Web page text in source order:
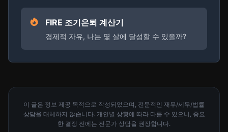
FIRE 조기은퇴 계산기
경제적 자유, 나는 몇 살에 달성할 수 있을까?
이 글은 정보 제공 목적으로 작성되었으며, 전문적인 재무/세무/법률
상담을 대체하지 않습니다. 개인별 상황에 따라 다를 수 있으니, 중요
한 결정 전에는 전문가 상담을 권장합니다.